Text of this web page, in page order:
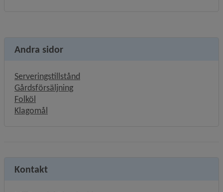
Andra sidor
Serveringstillstånd
Gårdsförsäljning
Folköl
Klagomål
Kontakt